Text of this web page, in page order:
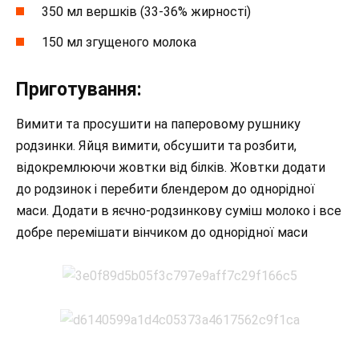
350 мл вершків (33-36% жирності)
150 мл згущеного молока
Приготування:
Вимити та просушити на паперовому рушнику
родзинки. Яйця вимити, обсушити та розбити,
відокремлюючи жовтки від білків. Жовтки додати
до родзинок і перебити блендером до однорідної
маси. Додати в яєчно-родзинкову суміш молоко і все
добре перемішати вінчиком до однорідної маси